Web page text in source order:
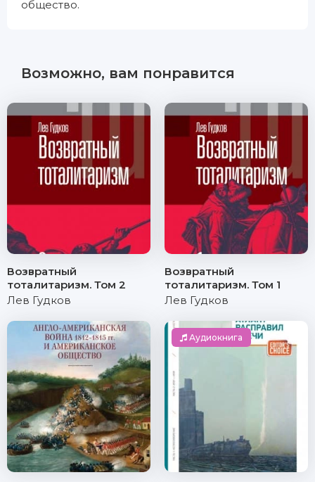
общество.
Возможно, вам понравится
Возвратный
тоталитаризм. Том 2
Лев Гудков
Возвратный
тоталитаризм. Том 1
Лев Гудков
Аудиокнига